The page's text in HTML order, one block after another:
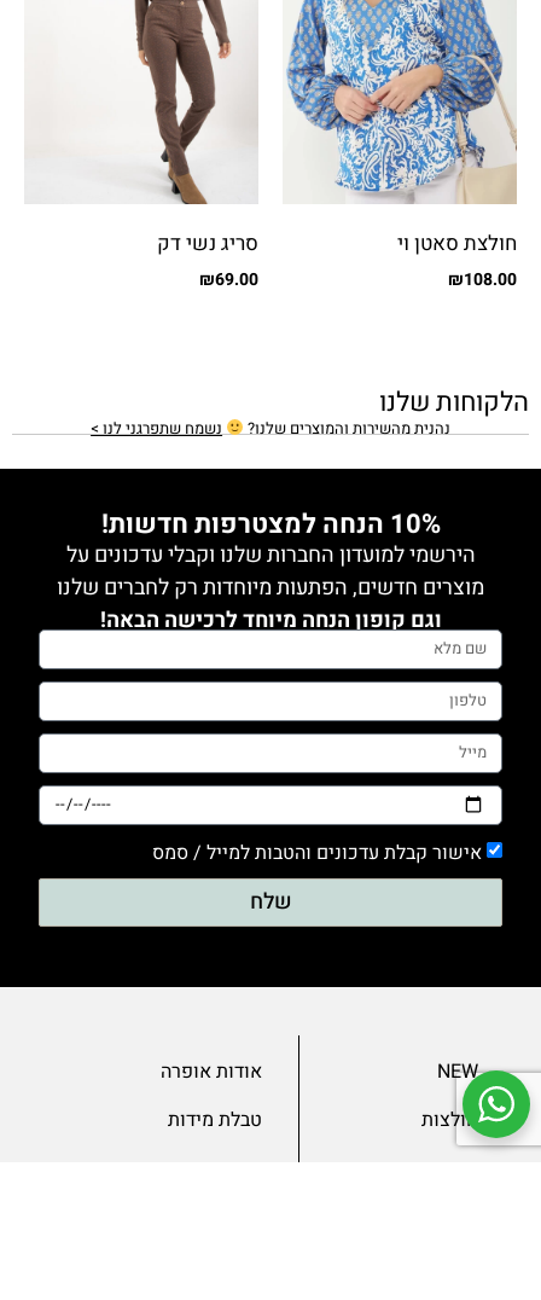
חולצת סאטן וי
₪108.00
סריג נשי דק
₪69.00
הלקוחות שלנו
נהנית מהשירות והמוצרים שלנו? נשמח שתפרגני לנו >
10% הנחה למצטרפות חדשות!
הירשמי למועדון החברות שלנו וקבלי עדכונים על
מוצרים חדשים, הפתעות מיוחדות רק לחברים שלנו
וגם קופון הנחה מיוחד לרכישה הבאה!
אישור קבלת עדכונים והטבות למייל / סמס
שלח
NEW
חולצות
אודות אופרה
טבלת מידות